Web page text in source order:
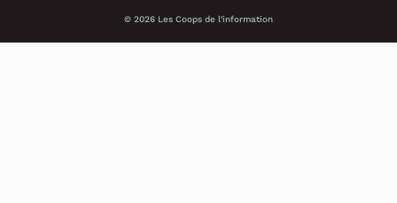
© 2026 Les Coops de l'information